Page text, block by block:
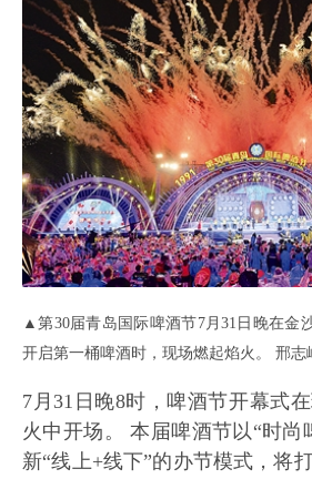
▲第30届青岛国际啤酒节7月31日晚在金
开启第一桶啤酒时，现场燃起焰火。 邢志
7月31日晚8时，啤酒节开幕式
火中开场。 本届啤酒节以“时尚
新“线上+线下”的办节模式，将